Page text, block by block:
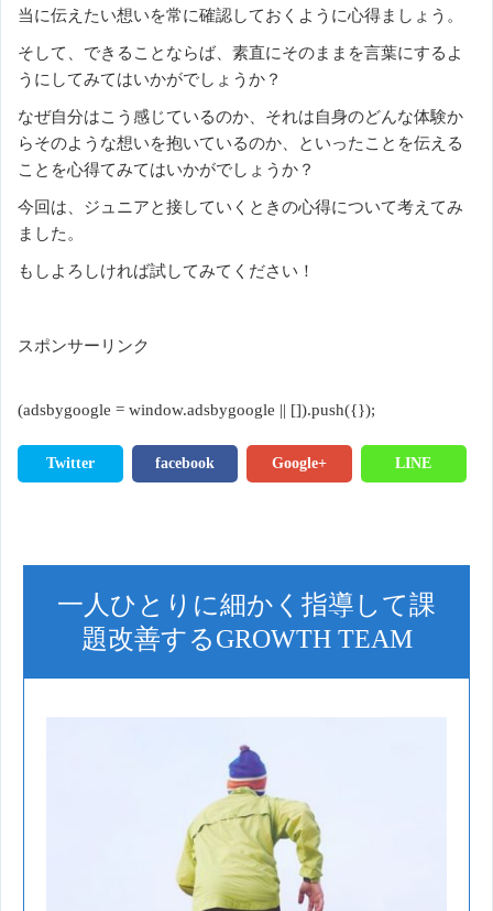
当に伝えたい想いを常に確認しておくように心得ましょう。
そして、できることならば、素直にそのままを言葉にするよ
うにしてみてはいかがでしょうか？
なぜ自分はこう感じているのか、それは自身のどんな体験か
らそのような想いを抱いているのか、といったことを伝える
ことを心得てみてはいかがでしょうか？
今回は、ジュニアと接していくときの心得について考えてみ
ました。
もしよろしければ試してみてください！
スポンサーリンク
(adsbygoogle = window.adsbygoogle || []).push({});
Twitter facebook Google+ LINE
一人ひとりに細かく指導して課
題改善するGROWTH TEAM